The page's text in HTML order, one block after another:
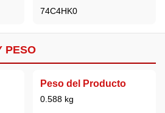
74C4HK0
PESO
Peso del Producto
0.588 kg